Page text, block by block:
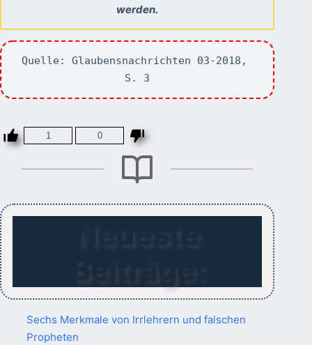
werden.
Quelle: Glaubensnachrichten 03-2018,
S. 3
1 0
Sechs Merkmale von Irrlehrern und falschen
Propheten